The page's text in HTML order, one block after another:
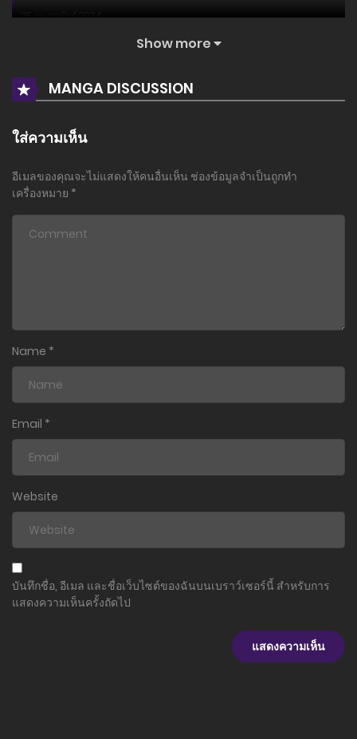
25 กุมภาพันธ์ 2024
ตอนที่ 23
23 มกราคม 2024
8 มกราคม 2024
ตอนที่ 19
ตอนที่ 18
31 ตุลาคม 2023
ตอนที่ 17
31 ตุลาคม 2023
ตอนที่ 16
1 ตุลาคม 2023
ตอนที่ 15
16 กันยายน 2023
Show more
MANGA DISCUSSION
ใส่ความเห็น
อีเมลของคุณจะไม่แสดงให้คนอื่นเห็น ช่องข้อมูลจำเป็นถูกทำ
เครื่องหมาย *
Name *
Email *
Website
บันทึกชื่อ, อีเมล และชื่อเว็บไซต์ของฉันบนเบราว์เซอร์นี้ สำหรับการ
แสดงความเห็นครั้งถัดไป